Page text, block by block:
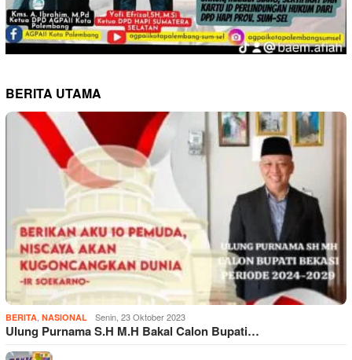
BERITA UTAMA
BERITA, NASIONAL Senin, 23 Oktober 2023
Ulung Purnama S.H M.H Bakal Calon Bupati…